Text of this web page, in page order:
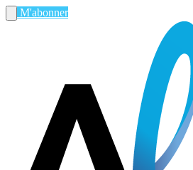
M'abonner